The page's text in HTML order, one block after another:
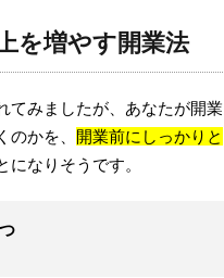
を増やす開業法
てみましたが、あなたが開業
かを、 開業前にしっかりと
になりそうです。